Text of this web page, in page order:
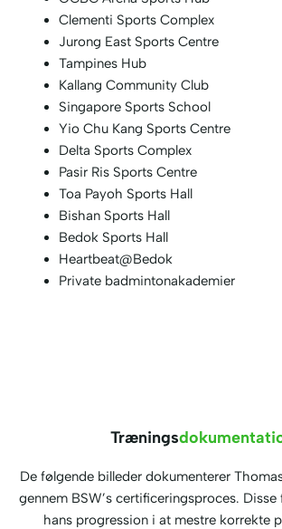
Clementi Sports Complex
Jurong East Sports Centre
Tampines Hub
Kallang Community Club
Singapore Sports School
Yio Chu Kang Sports Centre
Delta Sports Complex
Pasir Ris Sports Centre
Toa Payoh Sports Hall
Bishan Sports Hall
Bedok Sports Hall
Heartbeat@Bedok
Private badmintonakademier
Trænings
De følgende billeder dokumenterer
gennem BSW’s certificeringsproces.
hans progression i at mestre korrekte